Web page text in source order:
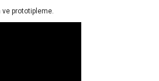
prototipleme.